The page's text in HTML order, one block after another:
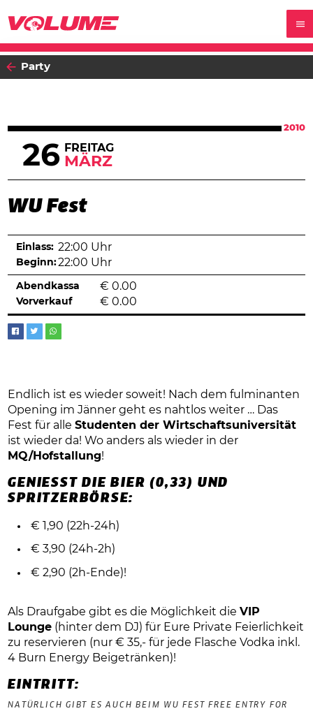
Party
2010
26 FREITAG
MÄRZ
WU Fest
Einlass: 22:00 Uhr
Beginn:22:00 Uhr
Abendkassa € 0.00
Vorverkauf € 0.00
Endlich ist es wieder soweit! Nach dem fulminanten
Opening im Jänner geht es nahtlos weiter … Das
Fest für alleStudenten der Wirtschaftsuniversität
ist wieder da! Wo anders als wieder in der
MQ/Hofstallung!
GENIESST DIE BIER (0,33) UND S
PRITZERBÖRSE:
€ 1,90 (22h-24h)
€ 3,90 (24h-2h)
€ 2,90 (2h-Ende)!
Als Draufgabe gibt es die Möglichkeit dieVIP
Lounge (hinter dem DJ) für Eure Private Feierlichkeit
zu reservieren (nur € 35,- für jede Flasche Vodka inkl.
4 Burn Energy Beigetränken)!
EINTRITT:
NATÜRLICH GIBT ES AUCH BEIM WU FEST FREE ENTRY FOR